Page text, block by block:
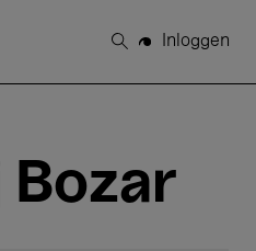
Zoeken
Inloggen
Bozar